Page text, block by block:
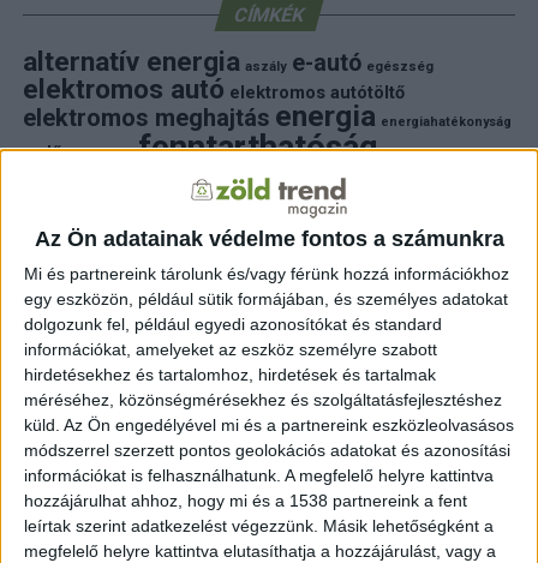
Az Ön adatainak védelme fontos a számunkra
Mi és partnereink tárolunk és/vagy férünk hozzá információkhoz
egy eszközön, például sütik formájában, és személyes adatokat
dolgozunk fel, például egyedi azonosítókat és standard
információkat, amelyeket az eszköz személyre szabott
hirdetésekhez és tartalomhoz, hirdetések és tartalmak
méréséhez, közönségmérésekhez és szolgáltatásfejlesztéshez
küld. Az Ön engedélyével mi és a partnereink eszközleolvasásos
módszerrel szerzett pontos geolokációs adatokat és azonosítási
információkat is felhasználhatunk. A megfelelő helyre kattintva
hozzájárulhat ahhoz, hogy mi és a 1538 partnereink a fent
leírtak szerint adatkezelést végezzünk. Másik lehetőségként a
megfelelő helyre kattintva elutasíthatja a hozzájárulást, vagy a
CÍMKÉK
alternatív energia aszály e-autó egészség
elektromos autó elektromos autótöltő
elektromos meghajtás energia energiahatékonyság
erdő fejlesztés fenntarthatóság fotovoltaikus
hulladék időjárás klímaváltozás
környezet
környezetvédelem környezetvédelmi hírek
közlekedés megújuló energia mezőgazdaság
napelemnapelemeknapenergia
naperőmű solar solar energy szelektiv hulladék természet
természetvédelem villamosenergia villanyautó víz
autó
zöld energia zöld energiaforrás zöld hirek
állatvédelem áram életmód újrahasznosítás
FRISS HÍREK
ZÖLDINFÓ 3 óra telt el a létrehozás óta
A hőség miatt veszélyesen megemelkedett a
talajközeli ózon szintje